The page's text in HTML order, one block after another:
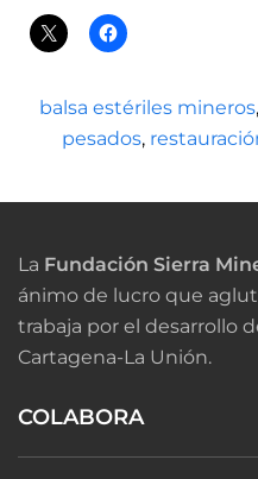
balsa estériles mineros,
pesados,
La Fundación Sierra
ánimo de lucro que
trabaja por el desarrollo
Cartagena-La Unión.
COLABORA